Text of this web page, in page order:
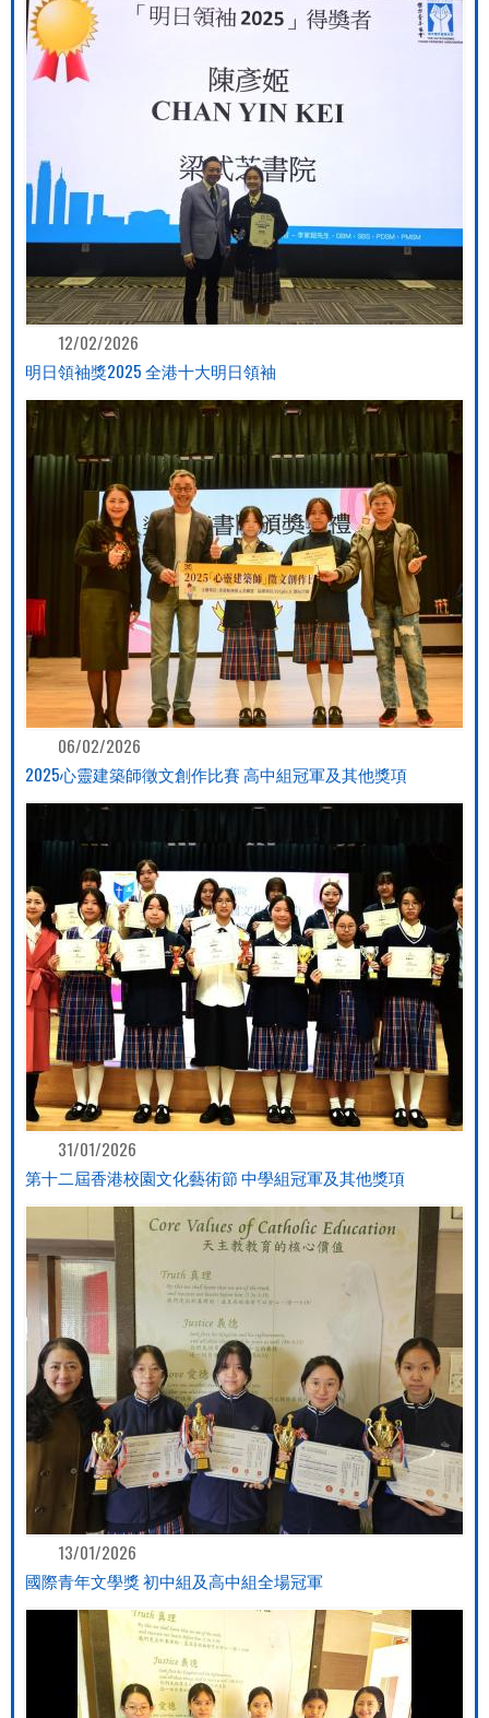
12/02/2026
明日領袖獎2025 全港十大明日領袖
06/02/2026
2025心靈建築師徵文創作比賽 高中組冠軍及其他獎項
31/01/2026
第十二屆香港校園文化藝術節 中學組冠軍及其他獎項
13/01/2026
國際青年文學獎 初中組及高中組全場冠軍